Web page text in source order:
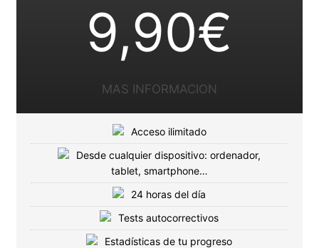
9,90€
MAS INFORMACION
Acceso ilimitado
Desde cualquier dispositivo: ordenador,
tablet, smartphone…
24 horas del día
Tests autocorrectivos
Estadísticas de tu progreso